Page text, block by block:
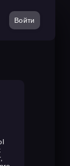
Войти